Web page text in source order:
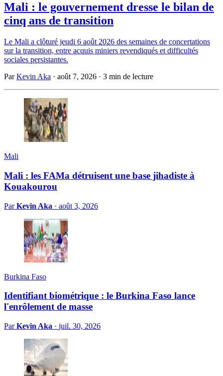
Mali : le gouvernement dresse le bilan de
cinq ans de transition
Le Mali a clôturé jeudi 6 août 2026 des semaines de concertations
sur la transition, entre acquis miniers revendiqués et difficultés
sociales persistantes.
ParKevin Aka · août 7, 2026 · 3 min de lecture
Mali
Mali : les FAMa détruisent une base jihadiste à
Kouakourou
ParKevin Aka · août 3, 2026
Burkina Faso
Identifiant biométrique : le Burkina Faso lance
l'enrôlement de masse
ParKevin Aka · juil. 30, 2026